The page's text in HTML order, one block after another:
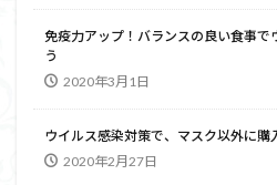
免疫力アップ！バランスの良い食事で
う
2020年3月1日
ウイルス感染対策で、マスク以外に
2020年2月27日